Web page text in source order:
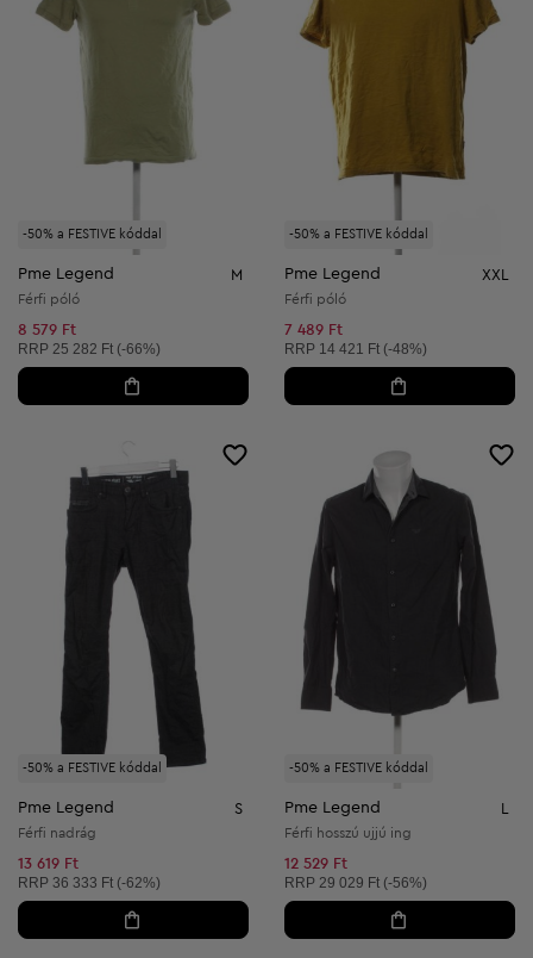
-50% a FESTIVE kóddal
Pme Legend M
Férfi póló
8 579 Ft
Ajánlott ár:
RRP 25 282 Ft (-66%)
-50% a FESTIVE kóddal
Pme Legend XXL
Férfi póló
7 489 Ft
Ajánlott ár:
RRP 14 421 Ft (-48%)
-50% a FESTIVE kóddal
Pme Legend S
Férfi nadrág
13 619 Ft
Ajánlott ár:
RRP 36 333 Ft (-62%)
-50% a FESTIVE kóddal
Pme Legend
Férfi hosszú ujjú ing
12 529 Ft
Ajánlott ár:
RRP 29 029 Ft (-56%)